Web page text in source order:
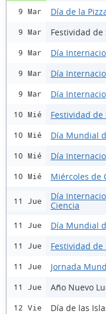
9 Mar Día de la
9 Mar Festividad de
9 Mar Día
9 Mar Día
9 Mar Día
10 Mié Festividad de
10 Mié Día Mundial
10 Mié Día
10 Mié Miércoles de
11 Jue
Día
Ciencia
11 Jue Día Mundial
11 Jue Festividad
11 Jue Jornada
11 Jue Año Nuevo
12 Vie Día de las